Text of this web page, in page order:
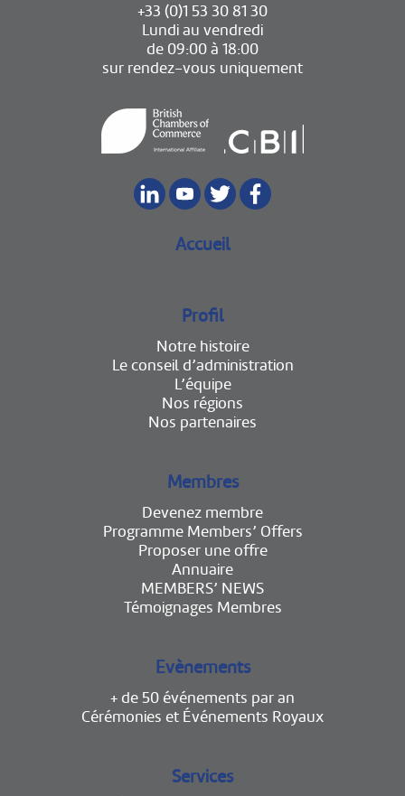
+33 (0)1 53 30 81 30
Lundi au vendredi
de 09:00 à 18:00
sur rendez-vous uniquement
Accueil
Profil
Notre histoire
Le conseil d’administration
L’équipe
Nos régions
Nos partenaires
Membres
Devenez membre
Programme Members’ Offers
Proposer une offre
Annuaire
MEMBERS’ NEWS
Témoignages Membres
Evènements
+ de 50 événements par an
Cérémonies et Événements Royaux
Services